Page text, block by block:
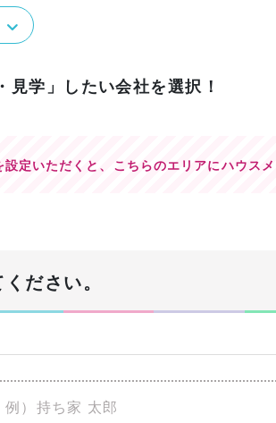
見学」したい会社を選択！
定いただくと、 こちらのエリアにハウス
ださい。